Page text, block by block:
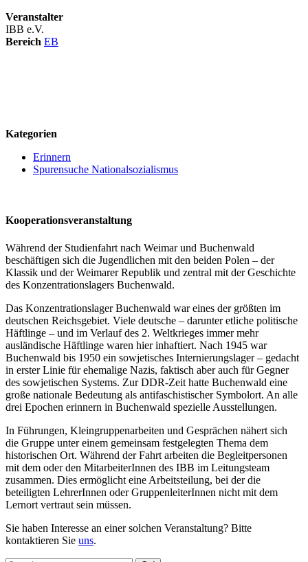
Veranstalter
IBB e.V.
Bereich EB
Kategorien
Erinnern
Spurensuche Nationalsozialismus
Kooperationsveranstaltung
Während der Studienfahrt nach Weimar und Buchenwald
beschäftigen sich die Jugendlichen mit den beiden Polen – der
Klassik und der Weimarer Republik und zentral mit der Geschichte
des Konzentrationslagers Buchenwald.
Das Konzentrationslager Buchenwald war eines der größten im
deutschen Reichsgebiet. Viele deutsche – darunter etliche politische
Häftlinge – und im Verlauf des 2. Weltkrieges immer mehr
ausländische Häftlinge waren hier inhaftiert. Nach 1945 war
Buchenwald bis 1950 ein sowjetisches Internierungslager – gedacht
in erster Linie für ehemalige Nazis, faktisch aber auch für Gegner
des sowjetischen Systems. Zur DDR-Zeit hatte Buchenwald eine
große nationale Bedeutung als antifaschistischer Symbolort. An alle
drei Epochen erinnern in Buchenwald spezielle Ausstellungen.
In Führungen, Kleingruppenarbeiten und Gesprächen nähert sich
die Gruppe unter einem gemeinsam festgelegten Thema dem
historischen Ort. Während der Fahrt arbeiten die Begleitpersonen
mit dem oder den MitarbeiterInnen des IBB im Leitungsteam
zusammen. Dies ermöglicht eine Arbeitsteilung, bei der die
beteiligten LehrerInnen oder GruppenleiterInnen nicht mit dem
Lernort vertraut sein müssen.
Sie haben Interesse an einer solchen Veranstaltung? Bitte
kontaktieren Sie uns.